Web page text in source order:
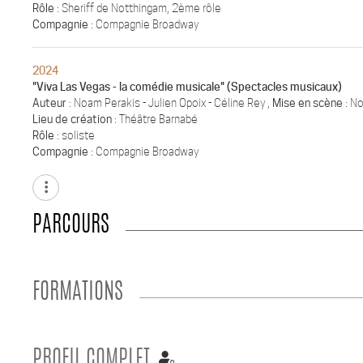
Rôle : Sheriff de Notthingam, 2ème rôle
Compagnie : Compagnie Broadway
2024
"Viva Las Vegas - la comédie musicale" (Spectacles musicaux)
Auteur : Noam Perakis - Julien Opoix - Céline Rey , Mise en scène :
Lieu de création : Théâtre Barnabé
Rôle : soliste
Compagnie : Compagnie Broadway
more_vert
PARCOURS
FORMATIONS